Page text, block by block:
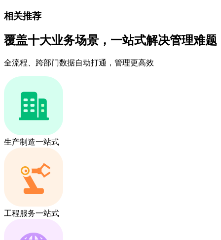
相关推荐
覆盖十大业务场景，一站式解决管理难题
全流程、跨部门数据自动打通，管理更高效
生产制造一站式
工程服务一站式